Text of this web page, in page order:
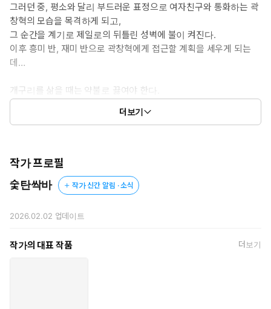
그러던 중, 평소와 달리 부드러운 표정으로 여자친구와 통화하는 곽
창혁의 모습을 목격하게 되고,
그 순간을 계기로 제일로의 뒤틀린 성벽에 불이 켜진다.
이후 흥미 반, 재미 반으로 곽창혁에게 접근할 계획을 세우게 되는
데…
개구리를 삶을 때는 약불로 끓여야 한다.
자기가 삶아지고 있는지, 눈치 못채는 개구리를 한입에 잡아 먹을
더보기
작가 프로필
숯탄싹바
작가 신간 알림 · 소식
2026.02.02 업데이트
작가의 대표 작품 더보기